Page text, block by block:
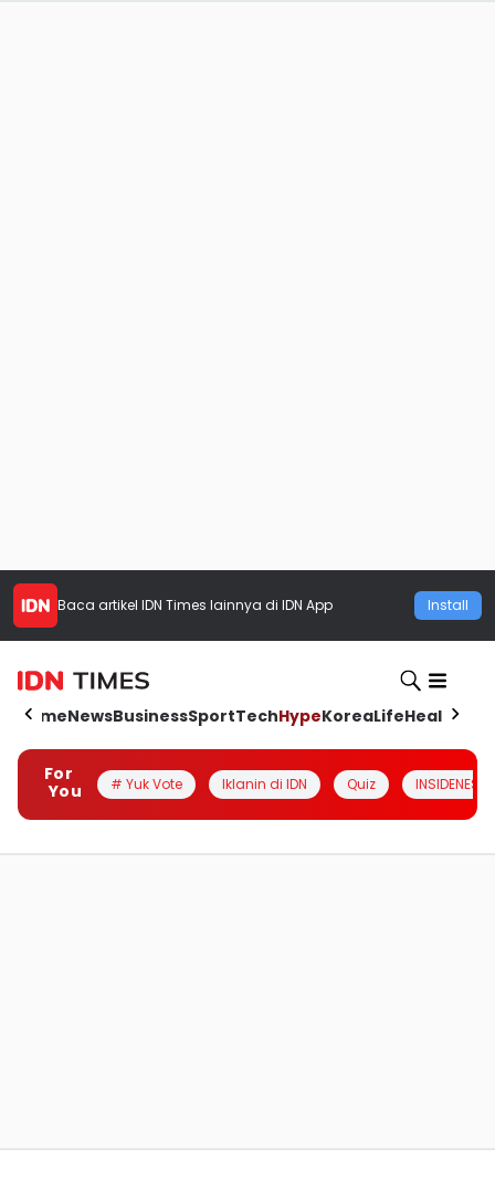
Baca artikel IDN Times lainnya di IDN App Install
HomeNewsBusinessSportTechHypeKoreaLifeHealth
For
You
# Yuk Vote Iklanin di IDN Quiz INSIDENESIA